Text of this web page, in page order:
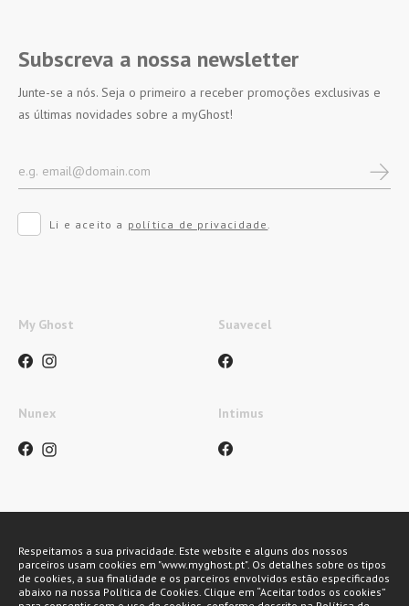
Subscreva a nossa newsletter
Junte-se a nós. Seja o primeiro a receber promoções exclusivas e
as últimas novidades sobre a myGhost!
Li e aceito a política de privacidade.
My Ghost Suavecel
Nunex Intimus
Métodos de pagamento
Respeitamos a sua privacidade. Este website e alguns dos nossos
parceiros usam cookies em "www.myghost.pt". Os detalhes sobre os tipos
de cookies, a sua finalidade e os parceiros envolvidos estão especificados
abaixo na nossa Política de Cookies. Clique em “Aceitar todos os cookies”